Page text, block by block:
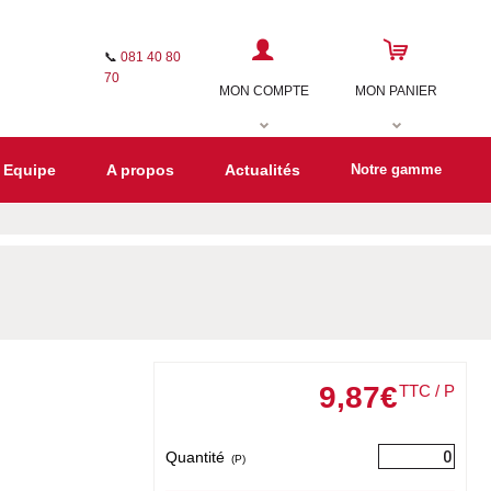
📞 081 40 80
70
MON COMPTE
MON PANIER
Equipe A propos Actualités Notre gamme
9,87€TTC / P
Quantité (P)